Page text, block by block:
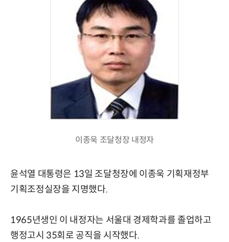
이종욱 조달청장 내정자
윤석열 대통령은 13일 조달청장에 이종욱 기획재정부
기획조정실장을 지명했다.
1965년생인 이 내정자는 서울대 경제학과를 졸업하고
행정고시 35회로 공직을 시작했다.